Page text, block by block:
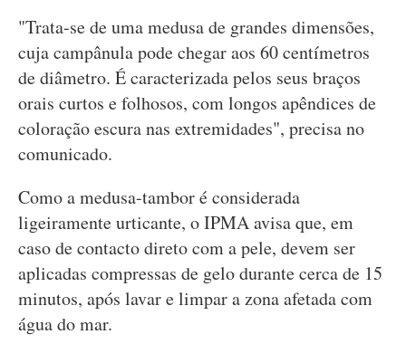
"Trata-se de uma medusa de grandes dimensões,
cuja campânula pode chegar aos 60 centímetros
de diâmetro. É caracterizada pelos seus braços
orais curtos e folhosos, com longos apêndices de
coloração escura nas extremidades", precisa no
comunicado.
Como a medusa-tambor é considerada
ligeiramente urticante, o IPMA avisa que, em
caso de contacto direto com a pele, devem ser
aplicadas compressas de gelo durante cerca de 15
minutos, após lavar e limpar a zona afetada com
água do mar.